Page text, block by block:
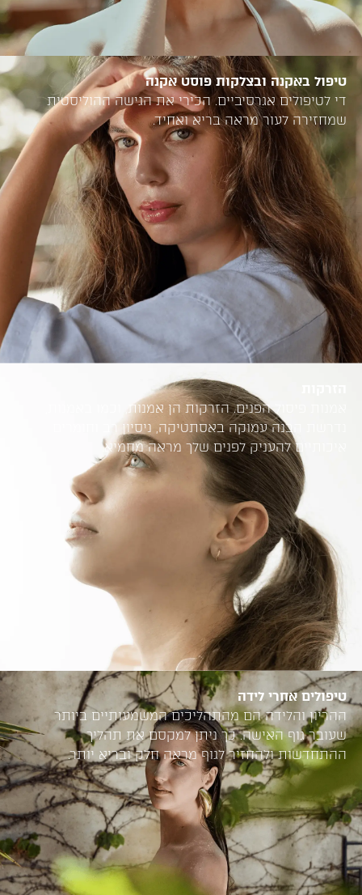
טיפול באקנה ובצלקות פוסט אקנה
די לטיפולים אגרסיביים. הכירי את הגישה ההוליסטית
שמחזירה לעור מראה בריא ואחיד.
אמנות פיסול הפנים. הזרקות הן אמנות, וכמו באמנות,
נדרשת הבנה עמוקה באסתטיקה, ניסיון רב וחומרים
איכותיים להעניק לפנים שלך מראה מחמיא.
טיפולים אחרי לידה
ההריון והלידה הם מהתהליכים המשמעותיים ביותר
שעובר גוף האישה. כך ניתן למקסם את תהליך
ההתחדשות ולהחזיר לגוף מראה חלק ובריא יותר.